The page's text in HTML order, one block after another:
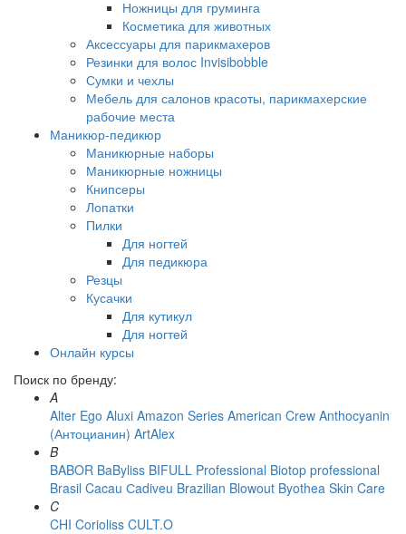
Ножницы для груминга
Косметика для животных
Аксессуары для парикмахеров
Резинки для волос Invisibobble
Сумки и чехлы
Мебель для салонов красоты, парикмахерские
рабочие места
Маникюр-педикюр
Маникюрные наборы
Маникюрные ножницы
Книпсеры
Лопатки
Пилки
Для ногтей
Для педикюра
Резцы
Кусачки
Для кутикул
Для ногтей
Онлайн курсы
Поиск по бренду:
A
Alter Ego Aluxi Amazon Series American Crew Anthocyanin
(Антоцианин) ArtAlex
B
BABOR BaByliss BIFULL Professional Biotop professional
Brasil Cacau Сadiveu Brazilian Blowout Byothea Skin Care
C
CHI Corioliss CULT.O